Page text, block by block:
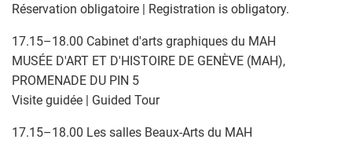
Réservation obligatoire | Registration is obligatory.
17.15–18.00 Cabinet d'arts graphiques du MAH
MUSÉE D'ART ET D'HISTOIRE DE GENÈVE (MAH),
PROMENADE DU PIN 5
Visite guidée | Guided Tour
17.15–18.00 Les salles Beaux-Arts du MAH